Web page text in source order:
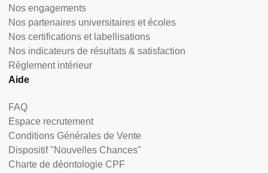
Nos engagements
Nos partenaires universitaires et écoles
Nos certifications et labellisations
Nos indicateurs de résultats & satisfaction
Règlement intérieur
Aide
FAQ
Espace recrutement
Conditions Générales de Vente
Dispositif "Nouvelles Chances"
Charte de déontologie CPF